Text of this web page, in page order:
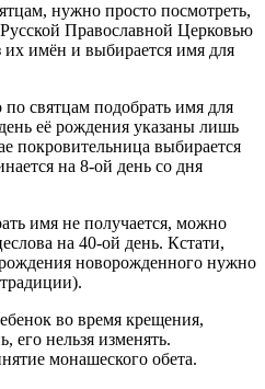
нужно просто посмотреть,
Православной Церковью
имён и выбирается имя для
святцам подобрать имя для
её рождения указаны лишь
покровительница выбирается
на 8-ой день со дня
имя не получается, можно
на 40-ой день. Кстати,
новорожденного нужно
во время крещения,
его нельзя изменять.
монашеского обета.